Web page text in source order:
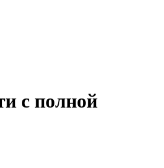
с полной